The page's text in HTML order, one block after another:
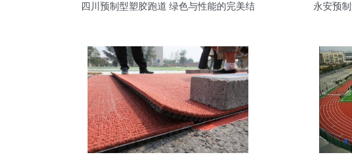
四川预制型塑胶跑道 绿色与性能的完美结
永安预